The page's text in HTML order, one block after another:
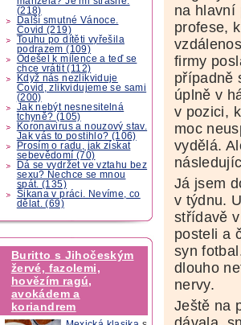
(218)
Další smutné Vánoce.
Covid (219)
Touhu po dítěti vyřešila
podrazem (109)
Odešel k milence a teď se
chce vrátit (112)
Když nás nezlikviduje
Covid, zlikvidujeme se sami
(200)
Jak nebýt nesnesitelná
tchyně? (105)
Koronavirus a nouzový stav.
Jak vás to postihlo? (106)
Prosím o radu, jak získat
sebevědomí (70)
Dá se vydržet ve vztahu bez
sexu? Nechce se mnou
spát. (135)
Šikana v práci. Nevíme, co
dělat. (69)
Buritto s Jihočeským
žervé, fazolemi,
hovězím ragú,
avokádem a
koriandrem
na hlavní
profese,
firmy
případně
úplně v
v pozici,
moc
vydělá.
Já jsem
v týdnu.
střídavě
posteli a
syn
dlouho
nervy.
Ještě na